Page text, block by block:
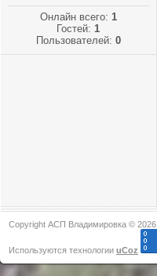
Онлайн всего: 1
Гостей:1
Пользователей: 0
Copyright АСП Владимировка © 2026
Используются технологии uCoz